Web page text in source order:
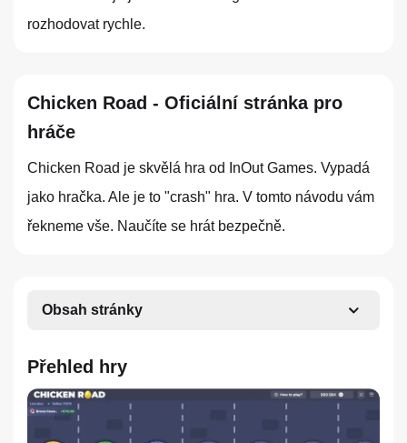
rozhodovat rychle.
Chicken Road - Oficiální stránka pro
hráče
Chicken Road je skvělá hra od InOut Games. Vypadá
jako hračka. Ale je to "crash" hra. V tomto návodu vám
řekneme vše. Naučíte se hrát bezpečně.
Obsah stránky
Přehled hry